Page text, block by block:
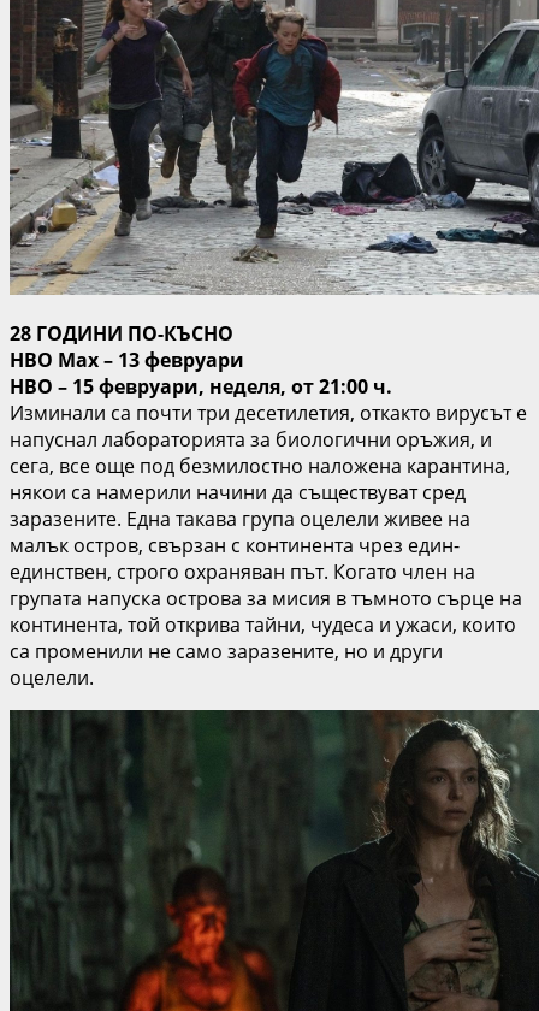
28 ГОДИНИ ПО-КЪСНО
HBO Max – 13 февруари
HBO – 15 февруари, неделя, от 21:00 ч.
Изминали са почти три десетилетия, откакто вирусът е
напуснал лабораторията за биологични оръжия, и
сега, все още под безмилостно наложена карантина,
някои са намерили начини да съществуват сред
заразените. Една такава група оцелели живее на
малък остров, свързан с континента чрез един-
единствен, строго охраняван път. Когато член на
групата напуска острова за мисия в тъмното сърце на
континента, той открива тайни, чудеса и ужаси, които
са променили не само заразените, но и други
оцелели.